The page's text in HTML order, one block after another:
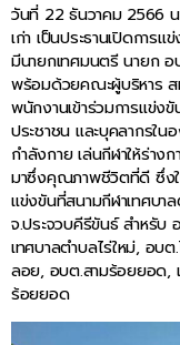
วันที่ 22 ธันวาคม 2566 น
เก่า เป็นประธานเปิดกา
มีนายกเทศมนตรี นายก
พร้อมด้วยคณะผู้บริหาร ส
พนักงานเข้าร่วมการแข่ง
ประชาชน และบุคลากรใ
กำลังกาย เล่นกีฬาให้ร่าง
มาซึ่งคุณภาพชีวิตที่ดี ซึ่งใ
แข่งขันที่สนามกีฬาเทศบา
จ.ประจวบคีรีขันธ์ สำหรับ
เทศบาลตำบลไร่ใหม่, อบ
ลอย, อบต.สามร้อยยอด,
ร้อยยอด